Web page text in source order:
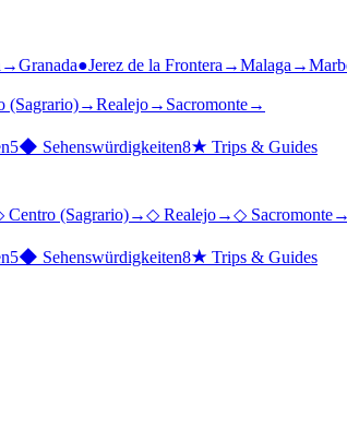
→Granada●Jerez de la Frontera →Malaga →
(Sagrario)→Realejo→ Sacromonte→
5◆ Sehenswürdigkeiten8★ Trips & Guides
Centro (Sagrario)→◇ Realejo→◇ Sacromonte→
5◆ Sehenswürdigkeiten8★ Trips & Guides